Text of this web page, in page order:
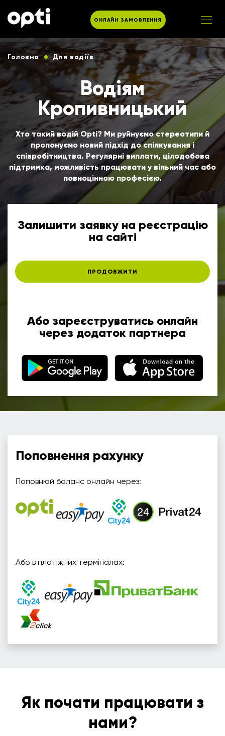
ОНЛАЙН ЗАМОВЛЕННЯ
Головна Для водіїв
Водіям
Кропивницький
Хто такий водій Opti? Ми руйнуємо стереотипи й
пропонуємо новий підхід до спілкування і
співробітництва. Регулярні виплати, цілодобова
підтримка, можливість працювати у вільний час або
повноцінною професією.
Залишити заявку на реєстрацію
на сайті
ПРОДОВЖИТИ
Або зареєструватись онлайн
через додаток партнера
Поповнення рахунку
Поповнюй баланс онлайн через:
Або в платіжних терміналах:
Як почати працювати з
нами?